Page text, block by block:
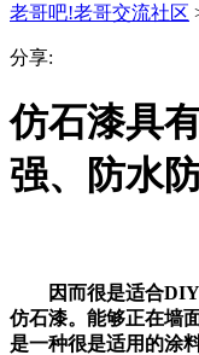
老哥吧!老哥交流社区
分享:
仿石漆具
强、防水
因而很是适合DIY
仿石漆。能够正在墙
是一种很是适用的涂